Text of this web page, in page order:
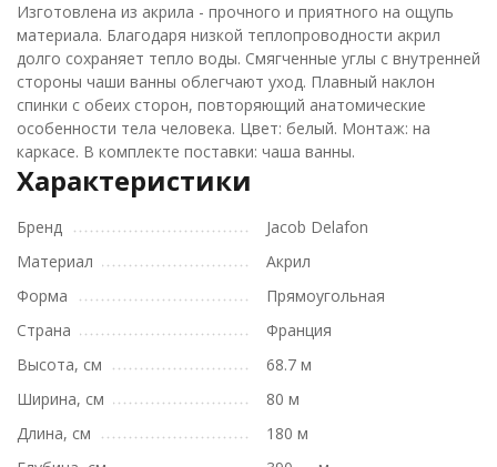
Изготовлена из акрила - прочного и приятного на ощупь
материала. Благодаря низкой теплопроводности акрил
долго сохраняет тепло воды. Смягченные углы с внутренней
стороны чаши ванны облегчают уход. Плавный наклон
спинки с обеих сторон, повторяющий анатомические
особенности тела человека. Цвет: белый. Монтаж: на
каркасе. В комплекте поставки: чаша ванны.
Характеристики
Бренд
Jacob Delafon
Материал
Акрил
Форма
Прямоугольная
Страна
Франция
Высота, см
68.7 м
Ширина, см
80 м
Длина, см
180 м